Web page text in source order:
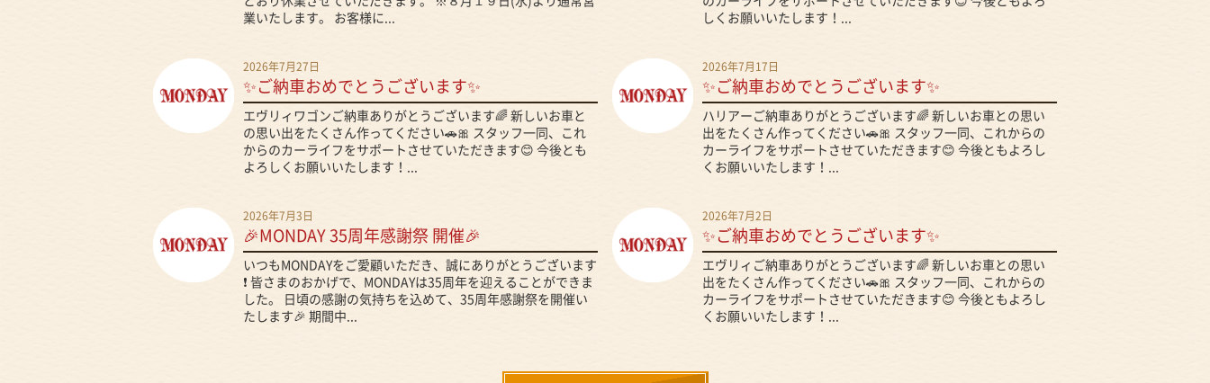
業いたします。 お客様に...
しくお願いいたします！...
2026年7月27日
✨ご納車おめでとうございます✨
エヴリィワゴンご納車ありがとうございます🌈 新しいお車と
の思い出をたくさん作ってください🚗🎀 スタッフ一同、これ
からのカーライフをサポートさせていただきます😊 今後とも
よろしくお願いいたします！...
2026年7月17日
✨ご納車おめでとうございます✨
ハリアーご納車ありがとうございます🌈 新しいお車との思い
出をたくさん作ってください🚗🎀 スタッフ一同、これからの
カーライフをサポートさせていただきます😊 今後ともよろし
くお願いいたします！...
2026年7月3日
🎉MONDAY 35周年感謝祭 開催🎉
いつもMONDAYをご愛顧いただき、誠にありがとうございます
❗ 皆さまのおかげで、MONDAYは35周年を迎えることができま
した。 日頃の感謝の気持ちを込めて、35周年感謝祭を開催い
たします🎉 期間中...
2026年7月2日
✨ご納車おめでとうございます✨
エヴリィご納車ありがとうございます🌈 新しいお車との思い
出をたくさん作ってください🚗🎀 スタッフ一同、これからの
カーライフをサポートさせていただきます😊 今後ともよろし
くお願いいたします！...